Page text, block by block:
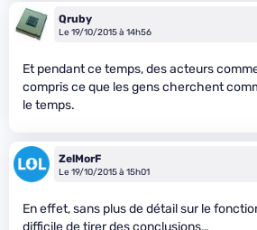
Qruby
Le 19/10/2015 à 14h56
Et pendant ce temps, des acteurs
compris ce que les gens cherchent
le temps.
ZelMorF
Le 19/10/2015 à 15h01
En effet, sans plus de détail sur le